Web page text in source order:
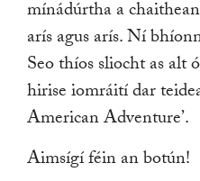
mínádúrtha a
arís agus arís. Ní
Seo thíos sliocht as alt
hirise iomráití dar
American Adventure’.
Aimsígí féin an botún!